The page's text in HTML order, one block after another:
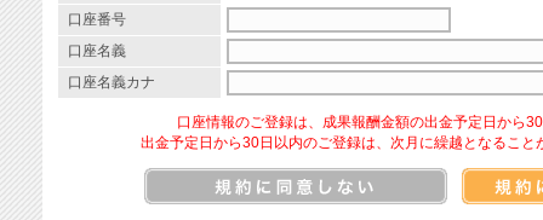
口座番号
口座名義
口座名義カナ
口座情報のご登録は、成果報酬金額の出金予定日から
出金予定日から30日以内のご登録は、次月に繰越となるこ